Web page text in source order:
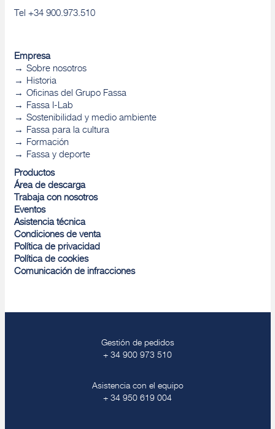
Tel +34 900.973.510
Empresa
Sobre nosotros
Historia
Oficinas del Grupo Fassa
Fassa I-Lab
Sostenibilidad y medio ambiente
Fassa para la cultura
Formación
Fassa y deporte
Productos
Área de descarga
Trabaja con nosotros
Eventos
Asistencia técnica
Condiciones de venta
Política de privacidad
Política de cookies
Comunicación de infracciones
Gestión de pedidos
+ 34 900 973 510
Asistencia con el equipo
+ 34 950 619 004